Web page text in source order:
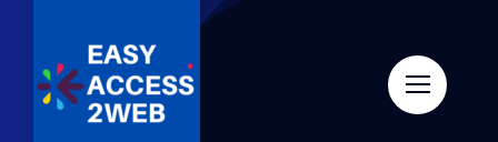
content